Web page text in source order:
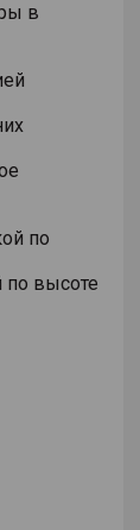
в
по
по высоте